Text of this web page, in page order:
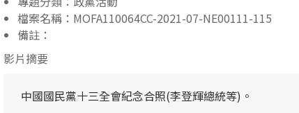
檔案名稱：MOFA110064CC-2021-07-NE00111-115
備註：
影片摘要
中國國民黨十三全會紀念合照(李登輝總統等)。